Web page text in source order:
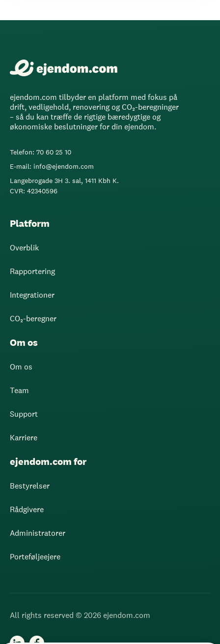
ejendom.com tilbyder en platform med fokus på
drift, vedligehold, renovering og CO₂-beregninger
– så du kan træffe de rigtige bæredygtige og
økonomiske beslutninger for din ejendom.
Telefon: 70 60 25 10
E-mail: info@ejendom.com
Langebrogade 3H 3. sal, 1411 Kbh K.
CVR: 42340596
Platform
Overblik
Rapportering
Integrationer
CO₂-beregner
Om os
Om os
Team
Support
Karriere
ejendom.com for
Bestyrelser
Rådgivere
Administratorer
Porteføljeejere
All rights reserved © 2026 ejendom.com